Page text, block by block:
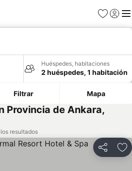
Favoritos
Iniciar
Huéspedes, habitaciones
2 huéspedes, 1 habitación
Filtrar Mapa
Provincia de Ankara,
resultados
Compartir